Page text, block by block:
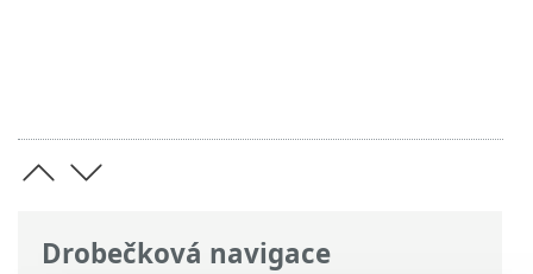
Drobečková navigace